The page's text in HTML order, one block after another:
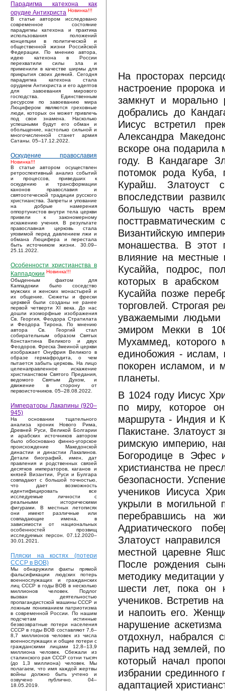
Парадигма катехона как
орудие Антихриста Новинка!!!
В статье автором исследовано
современное состояние
парадигмы катехона и практика
использования положений
концепции в политической и
общественной жизни Российской
Федерации. По мнению автора,
идею катехона в России
перехватили силы зла и
применили в качестве ширмы для
прикрытия своих деяний. Сегодня
парадигма катехона стала
орудием Антихриста и его адептов
для завоевания мирового
господства. Единственным
ресурсом по завоеванию мира
Люцифером являются греховные
люди, которых он может привлечь
под свои знамена. Насколько
успешными будут его обман и
обольщение, настолько сильной и
многочисленной станет армия
Сатаны. 05–17.12.2022.
Оскудение православия
Новинка!!!
В статье автором осуществлен
ретроспективный анализ событий
и процессов, приведших к
оскудению и трансформации
канонов православия и
святоотеческой традиции русского
христианства. Запреты и упование
на добрые намерения
оппортунистов внутри тела церкви
привели к закономерному
искажению учения. В результате
православная церковь стала
уязвимой перед давлением лжи и
обмана Люцифера и перестала
быть источником жизни. 30.09–
25.11.2022.
Особенности христианства в
Каппадокии Новинка!!!
Обыденным фактом для
Каппадокии было соседство
мужских и женских монастырей и
их общение. Сюжеты и фрески
церквей были созданы не ранее
первой четверти XI века. До нас
дошли изоморфные изображения
Св. Георгия, Феодора Стратилата
и Феодора Тирона. По мнению
автора Св. Георгий стал
собирательным образом Святых
Константина Великого и двух
Феодоров. Фреска Змеиной церкви
изображает Онуфрия Великого в
образе гермафродита, о чем
пытается забыть церковь. На лицо
целенаправленное искажение
христианством Святого Предания,
ведомого Святым Духом, и
движение в сторону от
первоисточников. 05–28.08.2022.
Императоры Лакапины (920–
945)
На основании тщательного
анализа хроник Нового Рима,
Древней Руси, Великой Болгарии
и арабских источников автором
было обосновано финно-угорское
происхождение Македонской
династии и династии Лакапинов.
Детали биографий, имен, дат
правления и родственных связей
десятков императоров, каганов и
князей Византии, Руси и Булгара
совпадают с большой точностью,
что дает возможность
идентифицировать все
исследуемые личности с
реальными историческими
фигурами. В местных летописях
они имеют различные или
совпадающие имена, в
зависимости от национальных
особенностей прозвищ
исследуемых персон. 07.12.2020–
30.01.2021.
Пляски на костях (потери
СССР в ВОВ)
Мы обнаружили факты прямой
фальсификации людских потерь
военнослужащих и гражданских
лиц СССР в годы ВОВ в несколько
миллионов человек. Подлог
вызван деятельностью
пропагандистской машины СССР и
ложным пониманием патриотизма
в современной России. По нашим
подсчетам истинные
безвозвратные потери населения
СССР в годы ВОВ составляют 7,6–
8,7 миллионов человек из числа
военнослужащих и общие потери с
гражданскими лицами 12,8–13,9
миллиона человек. Сбежали из
сталинского рая СССР сотни тысяч
(до 1,3 миллиона) человек. Мы
полагаем, что имя каждой жертвы
войны должно быть учтено и
озвучено публично. 04–
18.05.2019.
На просторах
настроение пророка
замкнут и морально
добрались до
Иисус встретил
Александра
вскоре она подарила
году. В Кандагаре
потомок рода Куба,
Курайш. Златоуст
впоследствии
большую часть
Византийскую
монашества. В этот
влияние на местные
Кусаййа, подрос,
которых в
Кусаййа позже
торговлей. Строгая
уважаемыми людьми
эмиром Мекки в
Мухаммед, которого
единобожия - ислам,
покорен исламом, и
планеты.
В 1024 году Иисус
по миру, которое
маршрута - Индия и
Пакистане. Златоуст
римскую империю,
Богородице в Эфес
христианства не
безопасности.
учеников Иисуса
укрыли в могильной
перебравшись на
Адриатического
Златоуст
местной царевне
После рождения
методику медитации
шести лет, пока он
учеников. Встретив
и напоить его.
нарушение
отдохнул, набрался
парить над землей,
который начал
избрании
адаптацией